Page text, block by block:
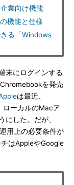
業向け機能
機能と仕様
る「Windows
末にログインする
を発売
は最近、
ローカルのMacア
にした。だが、
用上の必要条件が
はAppleやGoogle